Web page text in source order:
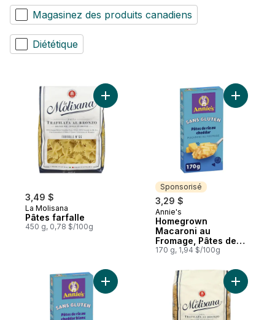
Magasinez des produits canadiens
Diététique
3,49 $
La Molisana
Pâtes farfalle
450 g, 0,78 $/100g
Ajouter Pâtes farfalle au panier
Sponsorisé
3,29 $
Sponsorisé
Annie's
Homegrown
Macaroni au
Fromage, Pâtes de
Riz, Sans Gluten
170 g, 1,94 $/100g
Ajouter
Ajouter Sans Gluten Pates De RizAjouter